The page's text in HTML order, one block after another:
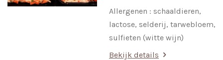
Allergenen : schaaldieren,
lactose, selderij, tarwebloem,
sulfieten (witte wijn)
Bekijk details